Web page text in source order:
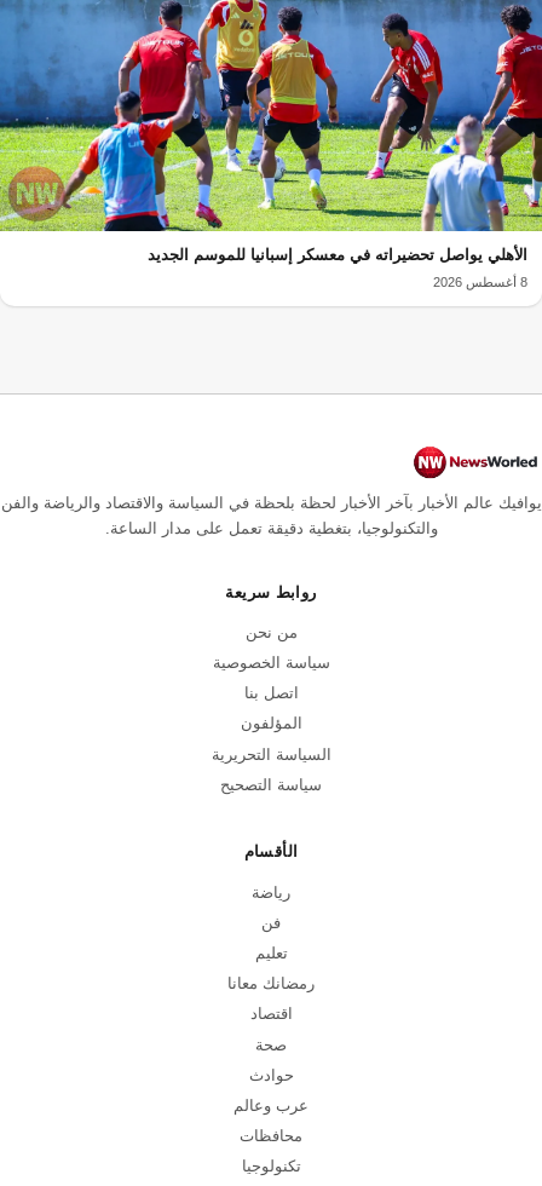
الأهلي يواصل تحضيراته في معسكر إسبانيا للموسم الجديد
8 أغسطس 2026
يوافيك عالم الأخبار بآخر الأخبار لحظة بلحظة في السياسة والاقتصاد والرياضة والفن
والتكنولوجيا، بتغطية دقيقة تعمل على مدار الساعة.
روابط سريعة
من نحن
سياسة الخصوصية
اتصل بنا
المؤلفون
السياسة التحريرية
سياسة التصحيح
الأقسام
رياضة
فن
تعليم
رمضانك معانا
اقتصاد
صحة
حوادث
عرب وعالم
محافظات
تكنولوجيا